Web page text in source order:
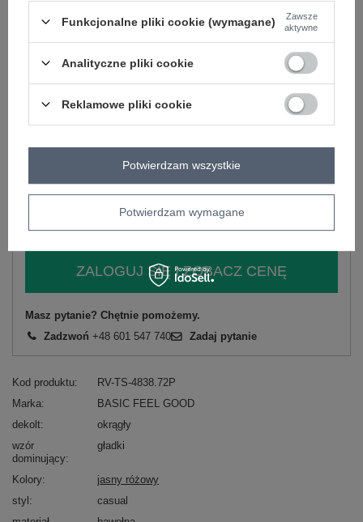
szary
XS 2016102216636 - +
Zobacz wszystkie kolory (+14)
ZALOGUJ SIĘ I ZOBACZ CENĘ
Masz pytanie? Chętnie pomożemy.
Zadzwoń +48 601 547 740 Zadaj pytanie
Kod produktu
RV-TS-4838.72P
Marka
BASIC FEEL GOOD
dekolt
okrągły
wzór
dominujący
gładki
Kolory
jasny różowy
styl
casual
Funkcjonalne pliki cookie (wymagane)
Zawsze
aktywne
Analityczne pliki cookie
Reklamowe pliki cookie
Potwierdzam wymagane
Potwierdzam wszystkie